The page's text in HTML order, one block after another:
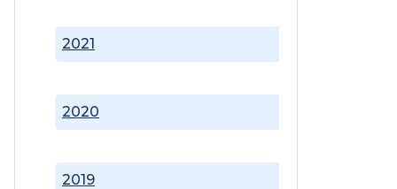
2019
2020
2021